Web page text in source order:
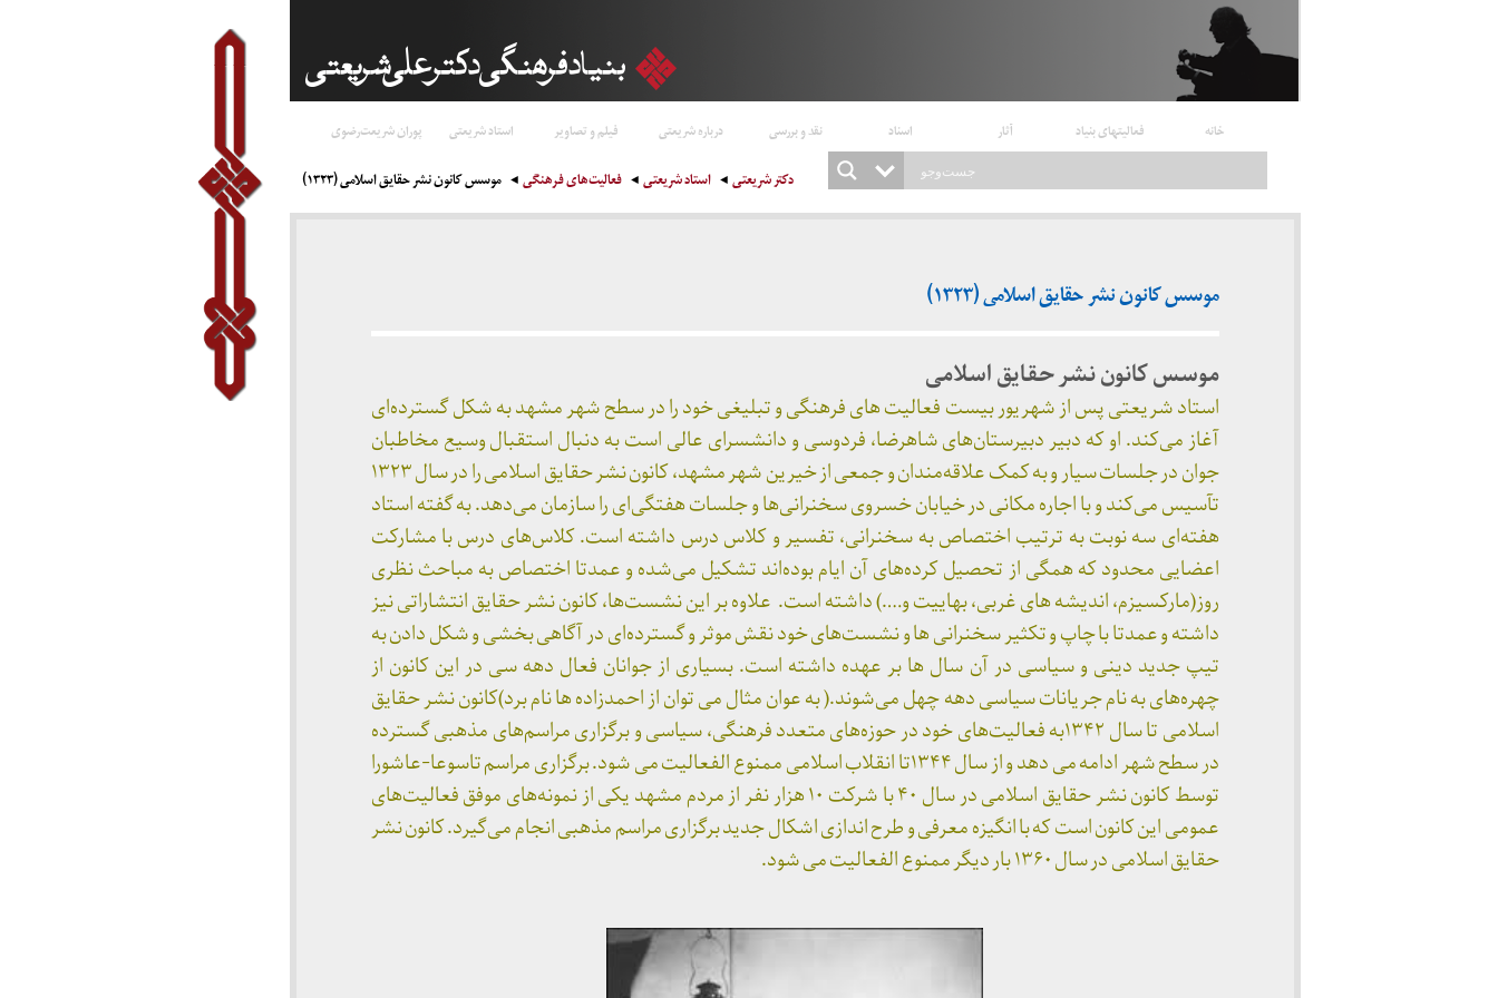
خانه فعالیتهای بنیاد آثار اسناد نقد و بررسی درباره شریعتی فیلم و تصاویر استاد شریعتی پوران شریعت‌رضوی
دکتر شریعتی استاد شریعتی فعالیت‌های فرهنگی موسس کانون نشر حقایق اسلامی (۱۳۲۳)
موسس کانون نشر حقایق اسلامی (۱۳۲۳)
موسس کانون نشر حقایق اسلامی
استاد شریعتی پس از شهریور بیست فعالیت های فرهنگی و تبلیغی خود را در سطح شهر مشهد به شکل گسترده‌ای
آغاز می‌کند. او که دبیر دبیرستان‌های شاهرضا، فردوسی و دانشسرای عالی است به دنبال استقبال وسیع مخاطبان
جوان در جلسات سیار و به کمک علاقه‌مندان و جمعی از خیرین شهر مشهد، کانون نشر حقایق اسلامی را در سال ۱۳۲۳
تآسیس می‌کند و با اجاره مکانی در خیابان خسروی سخنرانی‌ها و جلسات هفتگی‌ای را سازمان می‌دهد. به گفته استاد
هفته‌ای سه نوبت به ترتیب اختصاص به سخنرانی، تفسیر و کلاس درس داشته است. کلاس‌های درس با مشارکت
اعضایی محدود که همگی از تحصیل کرده‌های آن ایام بوده‌اند تشکیل می‌شده و عمدتا اختصاص به مباحث نظری
روز(مارکسیزم، اندیشه های غربی، بهايیت و….) داشته است. علاوه بر این نشست‌ها، کانون نشر حقایق انتشاراتی نیز
داشته و عمدتا با چاپ و تکثیر سخنرانی ها و نشست‌های خود نقش موثر و گسترده‌ای در آگاهی بخشی و شکل دادن به
تیپ جدید دینی و سیاسی در آن سال ها بر عهده داشته است. بسیاری از جوانان فعال دهه سی در این کانون از
چهره‌های به نام جریانات سیاسی دهه چهل می‌شوند.( به عوان مثال می توان از احمدزاده ها نام برد)کانون نشر حقایق
اسلامی تا سال ۱۳۴۲به فعالیت‌های خود در حوزه‌های متعدد فرهنگی، سیاسی و برگزاری مراسم‌های مذهبی گسترده
در سطح شهر ادامه می دهد و از سال ۱۳۴۴تا انقلاب اسلامی ممنوع الفعالیت می شود. برگزاری مراسم تاسوعا-عاشورا
توسط کانون نشر حقایق اسلامی در سال ۴۰ با شرکت ۱۰ هزار نفر از مردم مشهد یکی از نمونه‌های موفق فعالیت‌های
عمومی این کانون است که با انگیزه معرفی و طرح اندازی اشکال جدید برگزاری مراسم مذهبی انجام می‌گیرد. کانون نشر
حقایق اسلامی در سال ۱۳۶۰ بار دیگر ممنوع الفعالیت می شود.